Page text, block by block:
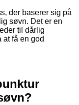
der baserer sig på
søvn. Det er en
til dårlig
at få en god